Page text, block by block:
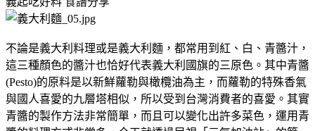
不論是義大利料理或是義大利麵，都常用到紅、白、青醬汁，
這三種顏色的醬汁也恰好代表義大利國旗的三原色。其中青醬
(Pesto)的原料是以新鮮蘿勒與橄欖油為主，而蘿勒的特殊香氣
與國人喜愛的九層塔相似，所以受到台灣消費者的喜愛。其實
青醬的製作方法非常簡單，而且可以變化出許多菜色，運用青